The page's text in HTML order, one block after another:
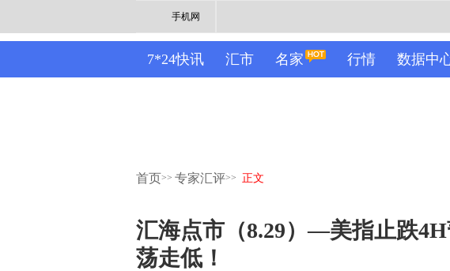
手机网
7*24快讯 汇市 名家 行情 数据中
首页>> 专家汇评>> 正文
汇海点市（8.29）—美指止跌
荡走低！